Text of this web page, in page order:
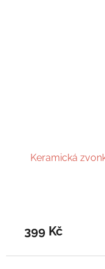
Keramická
399 Kč